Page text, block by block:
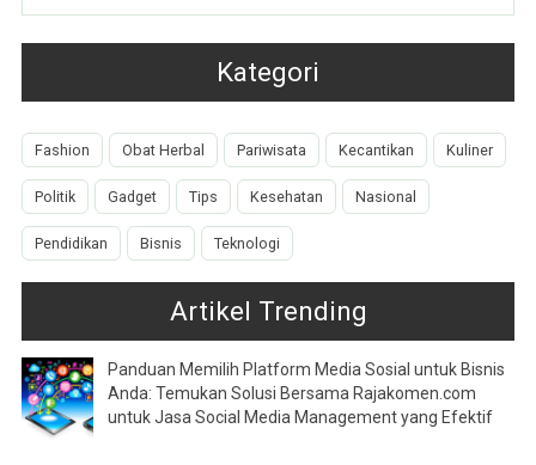
Kategori
Fashion Obat Herbal Pariwisata Kecantikan Kuliner
Politik Gadget Tips Kesehatan Nasional
Pendidikan Bisnis Teknologi
Artikel Trending
Panduan Memilih Platform Media Sosial untuk Bisnis
Anda: Temukan Solusi Bersama Rajakomen.com
untuk Jasa Social Media Management yang Efektif